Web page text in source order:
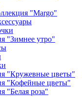
"Margo"
"Зимнее утро"
"Кружевные цветы"
"Кофейные цветы"
"Белая роза"